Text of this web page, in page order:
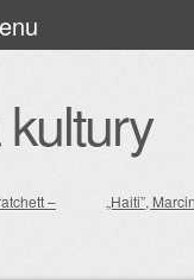
–
„Haiti”,